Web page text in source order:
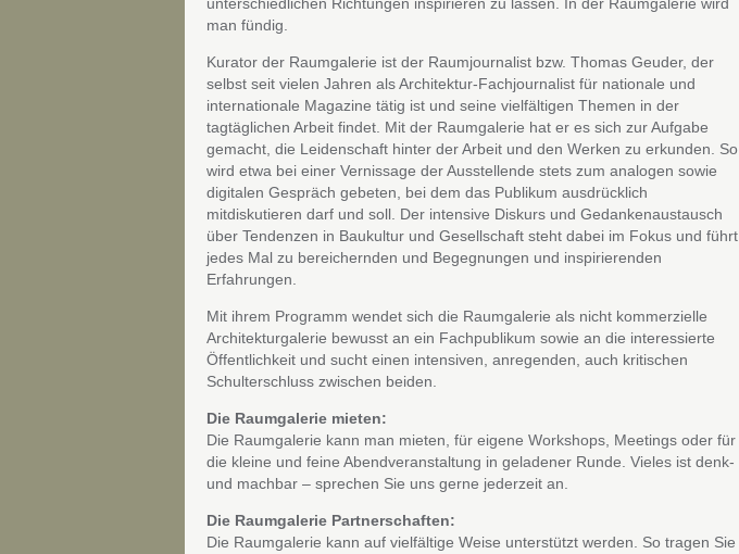
man fündig.
Kurator der Raumgalerie ist der Raumjournalist bzw. Thomas Geuder, der
selbst seit vielen Jahren als Architektur-Fachjournalist für nationale und
internationale Magazine tätig ist und seine vielfältigen Themen in der
tagtäglichen Arbeit findet. Mit der Raumgalerie hat er es sich zur Aufgabe
gemacht, die Leidenschaft hinter der Arbeit und den Werken zu erkunden. So
wird etwa bei einer Vernissage der Ausstellende stets zum analogen sowie
digitalen Gespräch gebeten, bei dem das Publikum ausdrücklich
mitdiskutieren darf und soll. Der intensive Diskurs und Gedankenaustausch
über Tendenzen in Baukultur und Gesellschaft steht dabei im Fokus und führt
jedes Mal zu bereichernden und Begegnungen und inspirierenden
Erfahrungen.
Mit ihrem Programm wendet sich die Raumgalerie als nicht kommerzielle
Architekturgalerie bewusst an ein Fachpublikum sowie an die interessierte
Öffentlichkeit und sucht einen intensiven, anregenden, auch kritischen
Schulterschluss zwischen beiden.
Die Raumgalerie mieten:
Die Raumgalerie kann man mieten, für eigene Workshops, Meetings oder für
die kleine und feine Abendveranstaltung in geladener Runde. Vieles ist denk-
und machbar – sprechen Sie uns gerne jederzeit an.
Die Raumgalerie Partnerschaften:
Die Raumgalerie kann auf vielfältige Weise unterstützt werden. So tragen Sie